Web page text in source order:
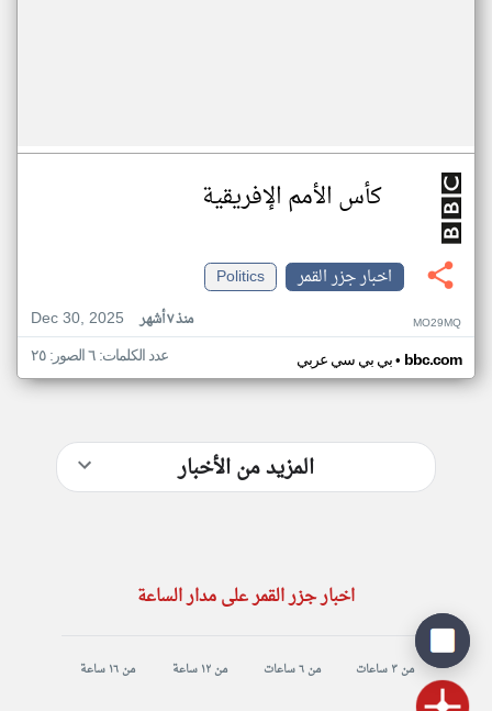
كأس الأمم الإفريقية
اخبار جزر القمر
Politics
Dec 30, 2025
منذ ٧ أشهر MO29MQ
بي بي سي عربي• bbc.com عدد الكلمات: ٦ الصور: ٢٥
المزيد من الأخبار
اخبار جزر القمر على مدار الساعة
من ٣ ساعات من ٦ ساعات من ١٢ ساعة من ١٦ ساعة